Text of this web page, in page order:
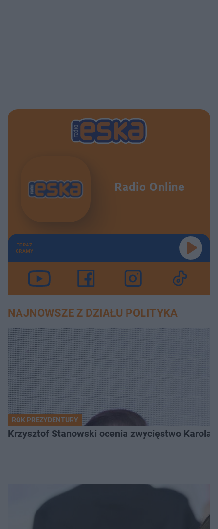
Radio Online
TERAZ
GRAMY
NAJNOWSZE Z DZIAŁU POLITYKA
ROK PREZYDENTURY
Krzysztof Stanowski ocenia zwycięstwo Karola